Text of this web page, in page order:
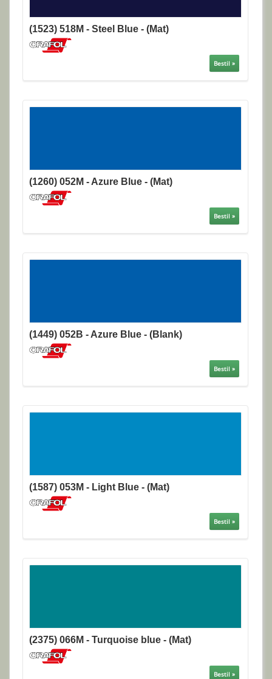
(1523) 518M - Steel Blue - (Mat)
Bestil »
(1260) 052M - Azure Blue - (Mat)
Bestil »
(1449) 052B - Azure Blue - (Blank)
Bestil »
(1587) 053M - Light Blue - (Mat)
Bestil »
(2375) 066M - Turquoise blue - (Mat)
Bestil »